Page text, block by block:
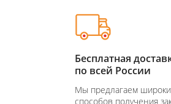
Бесплатная
по всей России
Мы предлагаем
способов получения